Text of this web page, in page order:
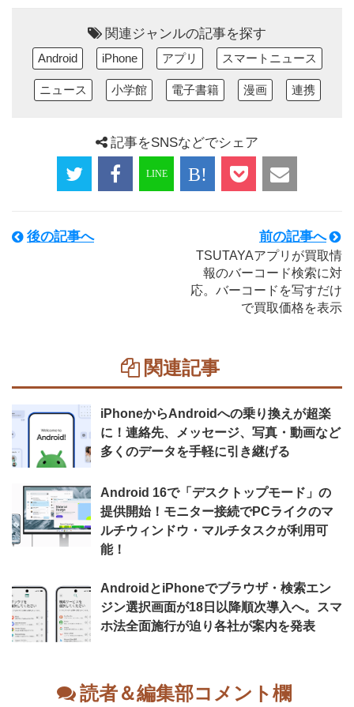
関連ジャンルの記事を探す
Android iPhone アプリ スマートニュース
ニュース 小学館 電子書籍 漫画 連携
記事をSNSなどでシェア
後の記事へ 前の記事へ
TSUTAYAアプリが買取情
報のバーコード検索に対
応。バーコードを写すだけ
で買取価格を表示
関連記事
iPhoneからAndroidへの乗り換えが超楽
に！連絡先、メッセージ、写真・動画など
多くのデータを手軽に引き継げる
Android 16で「デスクトップモード」の
提供開始！モニター接続でPCライクのマ
ルチウィンドウ・マルチタスクが利用可
能！
AndroidとiPhoneでブラウザ・検索エン
ジン選択画面が18日以降順次導入へ。スマ
ホ法全面施行が迫り各社が案内を発表
読者＆編集部コメント欄